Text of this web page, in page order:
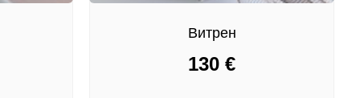
Витрен
130 €